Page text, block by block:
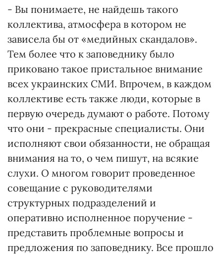
- Вы понимаете, не найдешь такого
коллектива, атмосфера в котором не
зависела бы от «медийных скандалов».
Тем более что к заповеднику было
приковано такое пристальное внимание
всех украинских СМИ. Впрочем, в каждом
коллективе есть также люди, которые в
первую очередь думают о работе. Потому
что они - прекрасные специалисты. Они
исполняют свои обязанности, не обращая
внимания на то, о чем пишут, на всякие
слухи. О многом говорит проведенное
совещание с руководителями
структурных подразделений и
оперативно исполненное поручение -
представить проблемные вопросы и
предложения по заповеднику. Все прошло